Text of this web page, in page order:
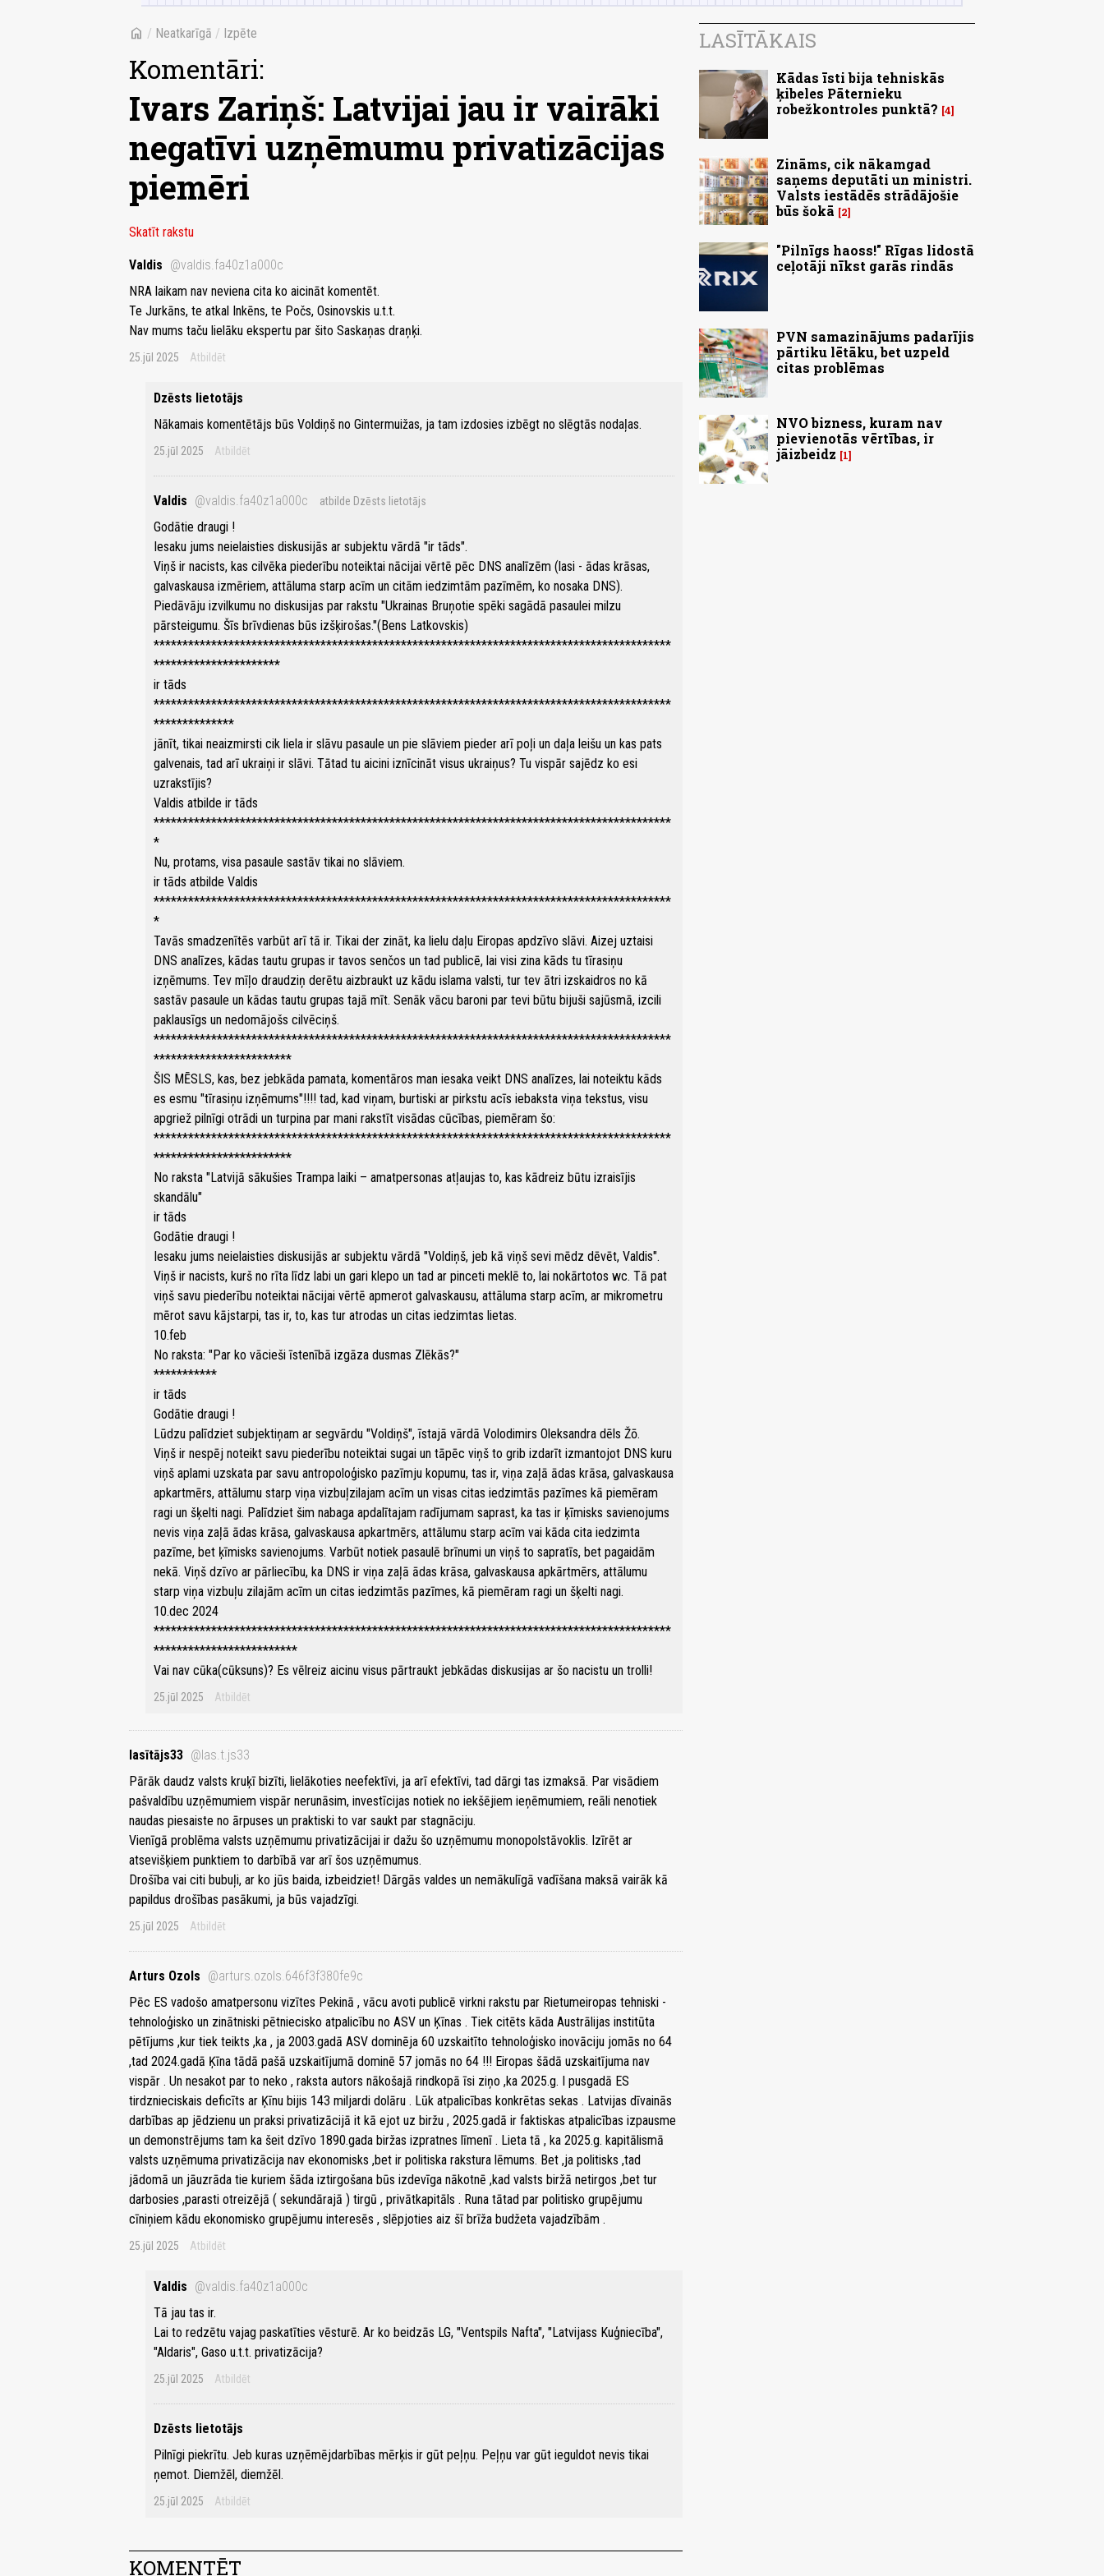
home / Neatkarīgā / Izpēte
Komentāri:
Ivars Zariņš: Latvijai jau ir vairāki
negatīvi uzņēmumu privatizācijas
piemēri
Skatīt rakstu
Valdis @valdis.fa40z1a000c
NRA laikam nav neviena cita ko aicināt komentēt.
Te Jurkāns, te atkal Inkēns, te Počs, Osinovskis u.t.t.
Nav mums taču lielāku ekspertu par šito Saskaņas draņķi.
25.jūl 2025 Atbildēt
Dzēsts lietotājs
Nākamais komentētājs būs Voldiņš no Gintermuižas, ja tam izdosies izbēgt no slēgtās nodaļas.
25.jūl 2025 Atbildēt
Valdis @valdis.fa40z1a000c atbilde Dzēsts lietotājs
Godātie draugi !
Iesaku jums neielaisties diskusijās ar subjektu vārdā "ir tāds".
Viņš ir nacists, kas cilvēka piederību noteiktai nācijai vērtē pēc DNS analīzēm (lasi - ādas krāsas,
galvaskausa izmēriem, attāluma starp acīm un citām iedzimtām pazīmēm, ko nosaka DNS).
Piedāvāju izvilkumu no diskusijas par rakstu "Ukrainas Bruņotie spēki sagādā pasaulei milzu
pārsteigumu. Šīs brīvdienas būs izšķirošas."(Bens Latkovskis)
******************************************************************************************
**********************
ir tāds
******************************************************************************************
**************
jānīt, tikai neaizmirsti cik liela ir slāvu pasaule un pie slāviem pieder arī poļi un daļa leišu un kas pats
galvenais, tad arī ukraiņi ir slāvi. Tātad tu aicini iznīcināt visus ukraiņus? Tu vispār sajēdz ko esi
uzrakstījis?
Valdis atbilde ir tāds
******************************************************************************************
*
Nu, protams, visa pasaule sastāv tikai no slāviem.
ir tāds atbilde Valdis
******************************************************************************************
*
Tavās smadzenītēs varbūt arī tā ir. Tikai der zināt, ka lielu daļu Eiropas apdzīvo slāvi. Aizej uztaisi
DNS analīzes, kādas tautu grupas ir tavos senčos un tad publicē, lai visi zina kāds tu tīrasiņu
izņēmums. Tev mīļo draudziņ derētu aizbraukt uz kādu islama valsti, tur tev ātri izskaidros no kā
sastāv pasaule un kādas tautu grupas tajā mīt. Senāk vācu baroni par tevi būtu bijuši sajūsmā, izcili
paklausīgs un nedomājošs cilvēciņš.
******************************************************************************************
************************
ŠIS MĒSLS, kas, bez jebkāda pamata, komentāros man iesaka veikt DNS analīzes, lai noteiktu kāds
es esmu "tīrasiņu izņēmums"!!!! tad, kad viņam, burtiski ar pirkstu acīs iebaksta viņa tekstus, visu
apgriež pilnīgi otrādi un turpina par mani rakstīt visādas cūcības, piemēram šo:
******************************************************************************************
************************
No raksta "Latvijā sākušies Trampa laiki – amatpersonas atļaujas to, kas kādreiz būtu izraisījis
skandālu"
ir tāds
Godātie draugi !
Iesaku jums neielaisties diskusijās ar subjektu vārdā "Voldiņš, jeb kā viņš sevi mēdz dēvēt, Valdis".
Viņš ir nacists, kurš no rīta līdz labi un gari klepo un tad ar pinceti meklē to, lai nokārtotos wc. Tā pat
viņš savu piederību noteiktai nācijai vērtē apmerot galvaskausu, attāluma starp acīm, ar mikrometru
mērot savu kājstarpi, tas ir, to, kas tur atrodas un citas iedzimtas lietas.
10.feb
No raksta: "Par ko vācieši īstenībā izgāza dusmas Zlēkās?"
***********
ir tāds
Godātie draugi !
Lūdzu palīdziet subjektiņam ar segvārdu "Voldiņš", īstajā vārdā Volodimirs Oleksandra dēls Žō.
Viņš ir nespēj noteikt savu piederību noteiktai sugai un tāpēc viņš to grib izdarīt izmantojot DNS kuru
viņš aplami uzskata par savu antropoloģisko pazīmju kopumu, tas ir, viņa zaļā ādas krāsa, galvaskausa
apkartmērs, attālumu starp viņa vizbuļzilajam acīm un visas citas iedzimtās pazīmes kā piemēram
ragi un šķelti nagi. Palīdziet šim nabaga apdalītajam radījumam saprast, ka tas ir ķīmisks savienojums
nevis viņa zaļā ādas krāsa, galvaskausa apkartmērs, attālumu starp acīm vai kāda cita iedzimta
pazīme, bet ķīmisks savienojums. Varbūt notiek pasaulē brīnumi un viņš to sapratīs, bet pagaidām
nekā. Viņš dzīvo ar pārliecību, ka DNS ir viņa zaļā ādas krāsa, galvaskausa apkārtmērs, attālumu
starp viņa vizbuļu zilajām acīm un citas iedzimtās pazīmes, kā piemēram ragi un šķelti nagi.
10.dec 2024
******************************************************************************************
*************************
Vai nav cūka(cūksuns)? Es vēlreiz aicinu visus pārtraukt jebkādas diskusijas ar šo nacistu un trolli!
25.jūl 2025 Atbildēt
lasītājs33 @las.t.js33
Pārāk daudz valsts kruķī bizīti, lielākoties neefektīvi, ja arī efektīvi, tad dārgi tas izmaksā. Par visādiem
pašvaldību uzņēmumiem vispār nerunāsim, investīcijas notiek no iekšējiem ieņēmumiem, reāli nenotiek
naudas piesaiste no ārpuses un praktiski to var saukt par stagnāciju.
Vienīgā problēma valsts uzņēmumu privatizācijai ir dažu šo uzņēmumu monopolstāvoklis. Izīrēt ar
atsevišķiem punktiem to darbībā var arī šos uzņēmumus.
Drošība vai citi bubuļi, ar ko jūs baida, izbeidziet! Dārgās valdes un nemākulīgā vadīšana maksā vairāk kā
papildus drošības pasākumi, ja būs vajadzīgi.
25.jūl 2025 Atbildēt
Arturs Ozols @arturs.ozols.646f3f380fe9c
Pēc ES vadošo amatpersonu vizītes Pekinā , vācu avoti publicē virkni rakstu par Rietumeiropas tehniski -
tehnoloģisko un zinātniski pētniecisko atpalicību no ASV un Ķīnas . Tiek citēts kāda Austrālijas institūta
pētījums ,kur tiek teikts ,ka , ja 2003.gadā ASV dominēja 60 uzskaitīto tehnoloģisko inovāciju jomās no 64
,tad 2024.gadā Ķīna tādā pašā uzskaitījumā dominē 57 jomās no 64 !!! Eiropas šādā uzskaitījuma nav
vispār . Un nesakot par to neko , raksta autors nākošajā rindkopā īsi ziņo ,ka 2025.g. I pusgadā ES
tirdznieciskais deficīts ar Ķīnu bijis 143 miljardi dolāru . Lūk atpalicības konkrētas sekas . Latvijas dīvainās
darbības ap jēdzienu un praksi privatizācijā it kā ejot uz biržu , 2025.gadā ir faktiskas atpalicības izpausme
un demonstrējums tam ka šeit dzīvo 1890.gada biržas izpratnes līmenī . Lieta tā , ka 2025.g. kapitālismā
valsts uzņēmuma privatizācija nav ekonomisks ,bet ir politiska rakstura lēmums. Bet ,ja politisks ,tad
jādomā un jāuzrāda tie kuriem šāda iztirgošana būs izdevīga nākotnē ,kad valsts biržā netirgos ,bet tur
darbosies ,parasti otreizējā ( sekundārajā ) tirgū , privātkapitāls . Runa tātad par politisko grupējumu
cīniņiem kādu ekonomisko grupējumu interesēs , slēpjoties aiz šī brīža budžeta vajadzībām .
25.jūl 2025 Atbildēt
Valdis @valdis.fa40z1a000c
Tā jau tas ir.
Lai to redzētu vajag paskatīties vēsturē. Ar ko beidzās LG, "Ventspils Nafta", "Latvijass Kuģniecība",
"Aldaris", Gaso u.t.t. privatizācija?
25.jūl 2025 Atbildēt
Dzēsts lietotājs
Pilnīgi piekrītu. Jeb kuras uzņēmējdarbības mērķis ir gūt peļņu. Peļņu var gūt ieguldot nevis tikai
ņemot. Diemžēl, diemžēl.
25.jūl 2025 Atbildēt
KOMENTĒT
LASĪTĀKAIS
Kādas īsti bija tehniskās
ķibeles Pāternieku
robežkontroles punktā? 4
Zināms, cik nākamgad
saņems deputāti un ministri.
Valsts iestādēs strādājošie
būs šokā
2
"Pilnīgs haoss!" Rīgas lidostā
ceļotāji nīkst garās rindās
PVN samazinājums padarījis
pārtiku lētāku, bet uzpeld
citas problēmas
NVO bizness, kuram nav
pievienotās vērtības, ir
jāizbeidz
1